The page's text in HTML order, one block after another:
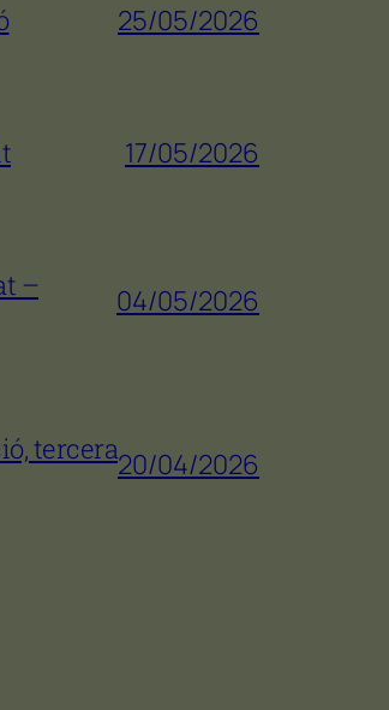
25/05/2026
17/05/2026
–
04/05/2026
tercera20/04/2026